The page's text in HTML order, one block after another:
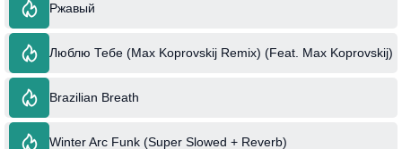
Ржавый
Люблю Тебе (Max Koprovskij Remix) (Feat. Max Koprovskij)
Brazilian Breath
Winter Arc Funk (Super Slowed + Reverb)